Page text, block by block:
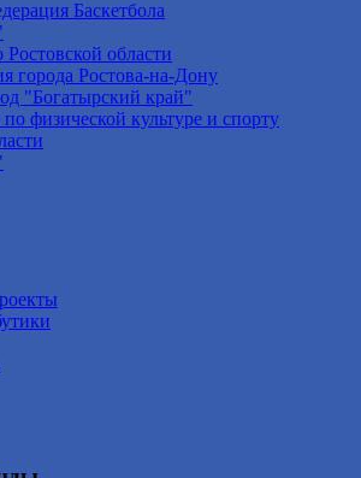
Баскетбола
Ростовской области
города Ростова-на-Дону
"Богатырский край"
физической культуре и спорту